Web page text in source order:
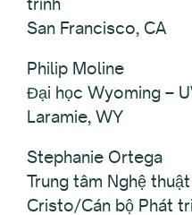
San Francisco, CA
Philip Moline
Đại học Wyoming –
Laramie, WY
Stephanie Ortega
Trung tâm Nghệ
Cristo/Cán bộ Phát